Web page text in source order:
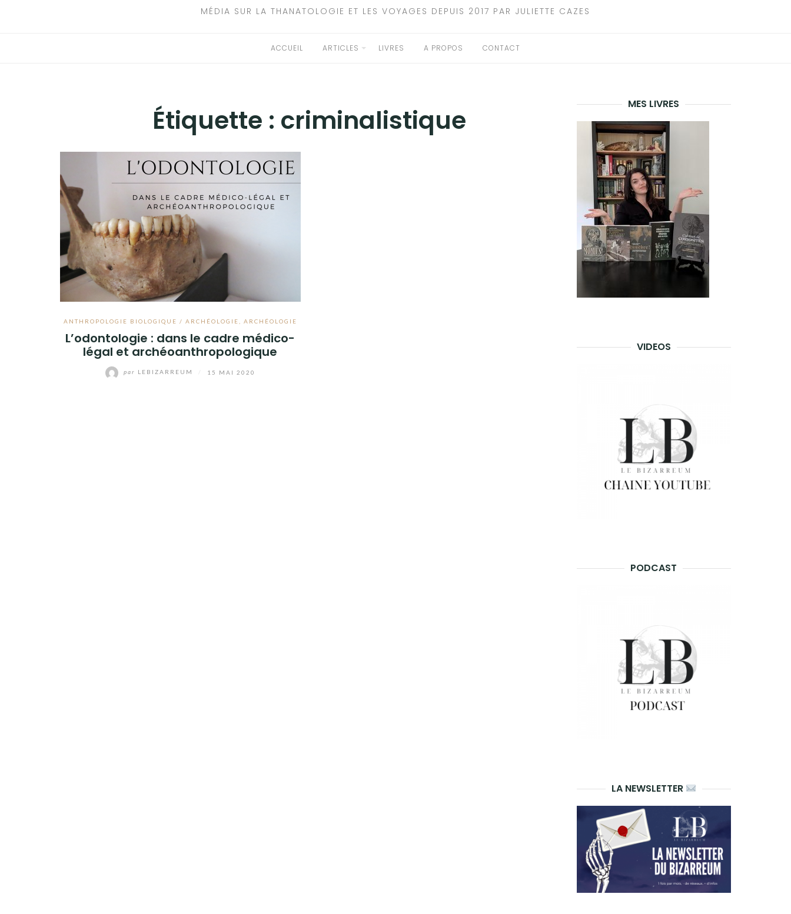
MÉDIA SUR LA THANATOLOGIE ET LES VOYAGES DEPUIS 2017 PAR JULIETTE CAZES
ACCUEIL ARTICLES LIVRES A PROPOS CONTACT
Étiquette : criminalistique
ANTHROPOLOGIE BIOLOGIQUE / ARCHÉOLOGIE ARCHÉOLOGIE
L’odontologie : dans le cadre médico-
légal et archéoanthropologique
par LEBIZARREUM 15 MAI 2020
MES LIVRES
VIDEOS
PODCAST
LA NEWSLETTER